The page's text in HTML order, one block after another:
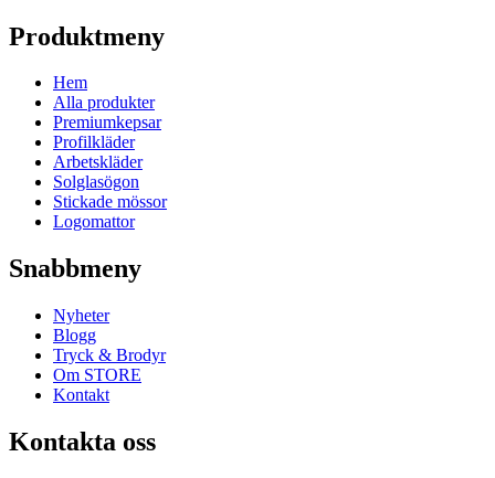
Produktmeny
Hem
Alla produkter
Premiumkepsar
Profilkläder
Arbetskläder
Solglasögon
Stickade mössor
Logomattor
Snabbmeny
Nyheter
Blogg
Tryck & Brodyr
Om STORE
Kontakt
Kontakta oss